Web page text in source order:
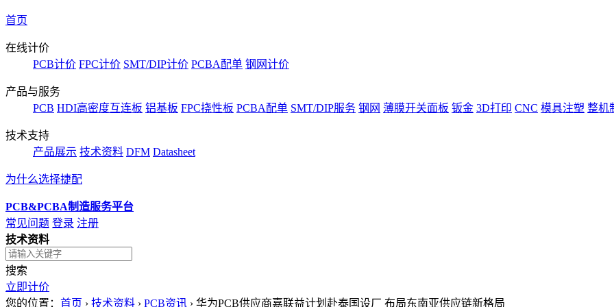
首页
在线计价
PCB计价 FPC计价 SMT/DIP计价 PCBA配单 钢网计价
产品与服务
PCB HDI高密度互连板 铝基板 FPC挠性板 PCBA配单 SMT/DIP服务 钢网 薄膜开关面板 钣金 3D打印 CNC 模具注塑 整机
技术支持
产品展示 技术资料 DFM Datasheet
为什么选择捷配
PCB&PCBA制造服务平台
常见问题 登录 注册
技术资料
搜索
立即计价
您的位置： 首页 › 技术资料 › PCB资讯 › 华为PCB供应商嘉联益计划赴泰国设厂 布局东南亚供应链新格局